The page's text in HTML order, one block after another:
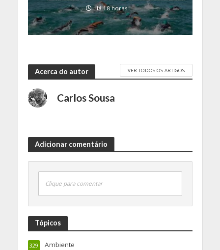
Há 18 horas
Acerca do autor VER TODOS OS ARTIGOS
Carlos Sousa
Adicionar comentário
Clique para comentar
Tópicos
Ambiente
329